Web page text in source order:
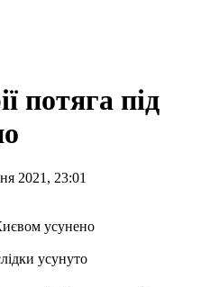
потяга під
2021, 23:01
усунуто